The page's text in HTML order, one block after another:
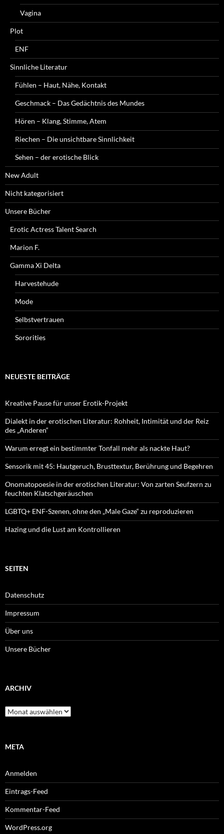
Vagina
Plot
ENF
Sinnliche Literatur
Fühlen – Haut, Nähe, Kontakt
Geschmack – Das Gedächtnis des Mundes
Hören – Klang, Stimme, Atem
Riechen – Die unsichtbare Sinnlichkeit
Sehen – der erotische Blick
New Adult
Nicht kategorisiert
Unsere Bücher
Erotic Actress Talent Search
Marion F.
Gamma Xi Delta
Harvestehude
Mode
Selbstvertrauen
Sororities
NEUESTE BEITRÄGE
Kreative Pause für unser Erotik-Projekt
Dialekt in der erotischen Literatur: Rohheit, Intimität und der Reiz
des „Anderen“
Warum erregt ein bestimmter Tonfall mehr als nackte Haut?
Sensorik mit 45: Hautgeruch, Brusttextur, Berührung und Begehren
Onomatopoesie in der erotischen Literatur: Von zarten Seufzern zu
feuchten Klatschgeräuschen
LGBTQ+ ENF-Szenen, ohne den „Male Gaze“ zu reproduzieren
Hazing und die Lust am Kontrollieren
SEITEN
Datenschutz
Impressum
Über uns
Unsere Bücher
ARCHIV
Archiv
META
Anmelden
Eintrags-Feed
Kommentar-Feed
WordPress.org